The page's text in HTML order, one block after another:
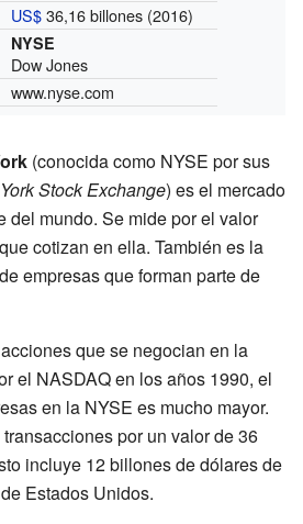
US$36,16 billones (2016)
NYSE
Dow Jones
www.nyse.com
(conocida como NYSE por sus
Stock Exchange) es el mercado
del mundo. Se mide por el valor
cotizan en ella. También es la
empresas que forman parte de
que se negocian en la
el NASDAQ en los años 1990, el
en la NYSE es mucho mayor.
por un valor de 36
incluye 12 billones de dólares de
Estados Unidos.